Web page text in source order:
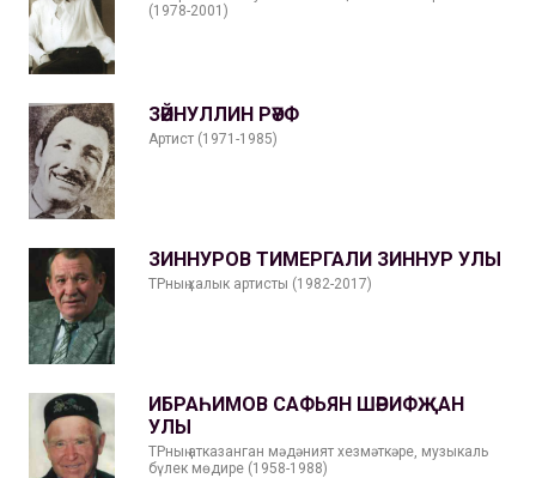
(1978-2001)
ЗӘЙНУЛЛИН РӘҮФ
Артист (1971-1985)
ЗИННУРОВ ТИМЕРГАЛИ ЗИННУР УЛЫ
ТРның халык артисты (1982-2017)
ИБРАҺИМОВ САФЬЯН ШӘРИФҖАН
УЛЫ
ТРның атказанган мәдәният хезмәткәре, музыкаль
бүлек мөдире (1958-1988)